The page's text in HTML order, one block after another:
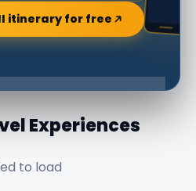
itinerary for free
Experiences
to load